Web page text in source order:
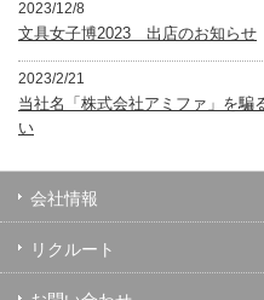
2023/12/8
文具女子博2023 出店のお知らせ
2023/2/21
当社名「株式会社アミファ」を騙
い
会社情報
リクルート